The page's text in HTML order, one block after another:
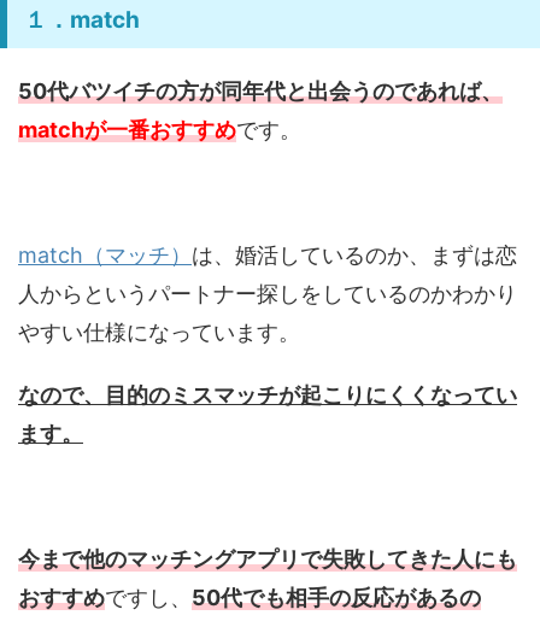
１．match
50代バツイチの方が同年代と出会うのであれば、
matchが一番おすすめです。
match（マッチ） は、婚活しているのか、まずは恋
人からというパートナー探しをしているのかわかり
やすい仕様になっています。
なので、目的のミスマッチが起こりにくくなってい
ます。
今まで他のマッチングアプリで失敗してきた人にも
おすすめですし、 50代でも相手の反応があるの